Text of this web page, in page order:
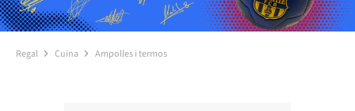
Regal Cuina Ampolles i termos